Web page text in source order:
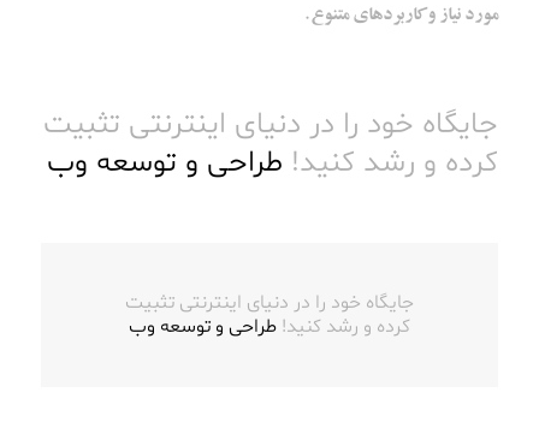
مورد نیاز و کاربردهای متنوع.
جایگاه خود را در دنیای اینترنتی تثبیت
کرده و رشد کنید! طراحی و توسعه وب
جایگاه خود را در دنیای اینترنتی تثبیت
کرده و رشد کنید! طراحی و توسعه وب